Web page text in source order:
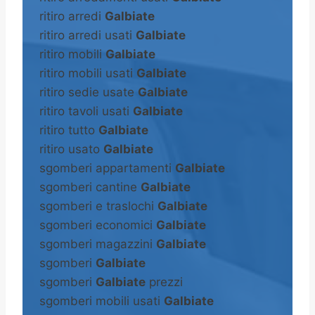
ritiro arredi Galbiate
ritiro arredi usati Galbiate
ritiro mobili Galbiate
ritiro mobili usati Galbiate
ritiro sedie usate Galbiate
ritiro tavoli usati Galbiate
ritiro tutto Galbiate
ritiro usato Galbiate
sgomberi appartamenti Galbiate
sgomberi cantine Galbiate
sgomberi e traslochi Galbiate
sgomberi economici Galbiate
sgomberi magazzini Galbiate
sgomberi Galbiate
sgomberi Galbiate prezzi
sgomberi mobili usati Galbiate